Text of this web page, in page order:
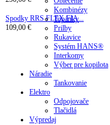
Spodky RRS FLEX FIA...
109,00 €
Kombinézy
Topánky
Prilby
Rukavice
Systém HANS®
Interkomy
Výber pre kopilota
Náradie
Tankovanie
Elektro
Odpojovače
Tlačidlá
Výpredaj